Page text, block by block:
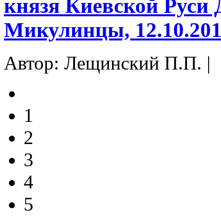
князя Киевской
Микулинцы,
Автор: Лещинский П.П. |
1
2
3
4
5